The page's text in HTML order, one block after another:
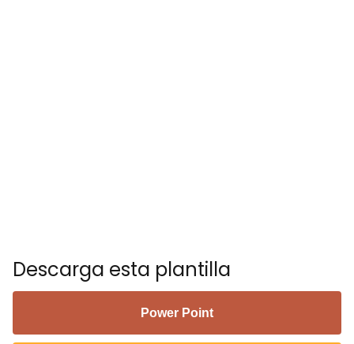
Descarga esta plantilla
Power Point